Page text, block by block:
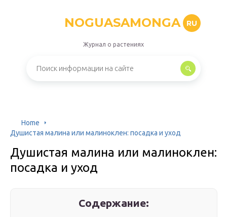
NOGUASAMONGA RU
Журнал о растениях
Home
Душистая малина или малиноклен: посадка и уход
Душистая малина или малиноклен:
посадка и уход
Содержание: